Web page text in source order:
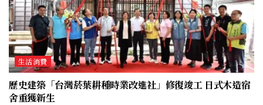
生活消費
歷史建築「台灣菸葉耕種時業改進社」修復竣工 日式木造宿
舍重獲新生